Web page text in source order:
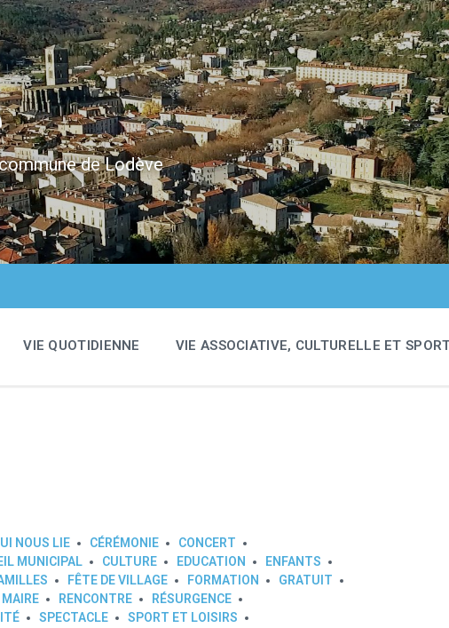
de Lodève
VIE QUOTIDIENNE VIE ASSOCIATIVE, CULTURELLE ET
NOUS LIE CÉRÉMONIE
CONCERT
MUNICIPAL CULTURE EDUCATION
ENFANTS
FÊTE DE VILLAGE FORMATION
GRATUIT
MAIRE RENCONTRE
RÉSURGENCE
SPECTACLE
SPORT ET LOISIRS